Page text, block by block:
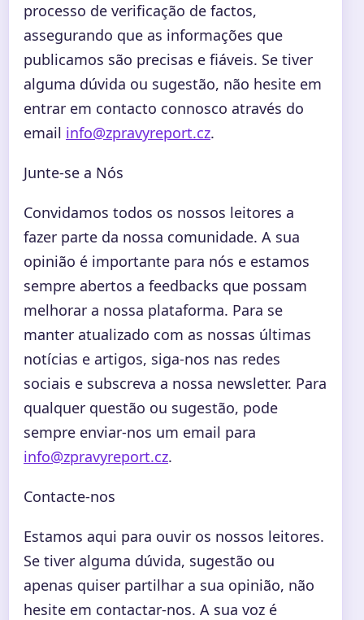
processo de verificação de factos,
assegurando que as informações que
publicamos são precisas e fiáveis. Se tiver
alguma dúvida ou sugestão, não hesite em
entrar em contacto connosco através do
email info@zpravyreport.cz.
Junte-se a Nós
Convidamos todos os nossos leitores a
fazer parte da nossa comunidade. A sua
opinião é importante para nós e estamos
sempre abertos a feedbacks que possam
melhorar a nossa plataforma. Para se
manter atualizado com as nossas últimas
notícias e artigos, siga-nos nas redes
sociais e subscreva a nossa newsletter. Para
qualquer questão ou sugestão, pode
sempre enviar-nos um email para
info@zpravyreport.cz.
Contacte-nos
Estamos aqui para ouvir os nossos leitores.
Se tiver alguma dúvida, sugestão ou
apenas quiser partilhar a sua opinião, não
hesite em contactar-nos. A sua voz é